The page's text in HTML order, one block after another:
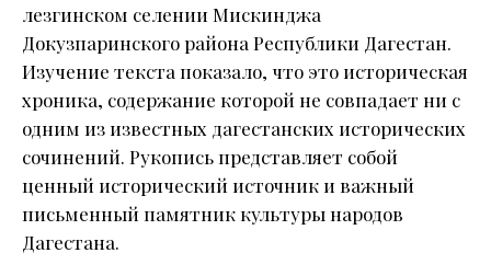
лезгинском селении Мискинджа
Докузпаринского района Республики Дагестан.
Изучение текста показало, что это историческая
хроника, содержание которой не совпадает ни с
одним из известных дагестанских исторических
сочинений. Рукопись представляет собой
ценный исторический источник и важный
письменный памятник культуры народов
Дагестана.